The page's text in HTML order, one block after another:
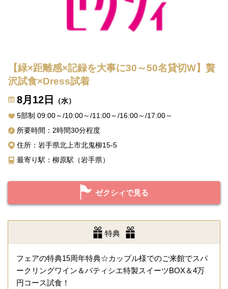
【緑×距離感×記録を大事に30～50名貸切W】贅
沢試食×Dress試着
8月12日
（水）
5部制 09:00～/10:00～/11:00～/16:00～/17:00～
所要時間：2時間30分程度
住所：岩手県北上市北鬼柳15-5
最寄り駅：柳原駅（岩手県）
ゼクシィで見る
特典
フェアの特典15周年特典☆カップル様でのご来館でスパ
ークリングワイン＆パティシエ特製スイーツBOX＆4万
円コース試食！